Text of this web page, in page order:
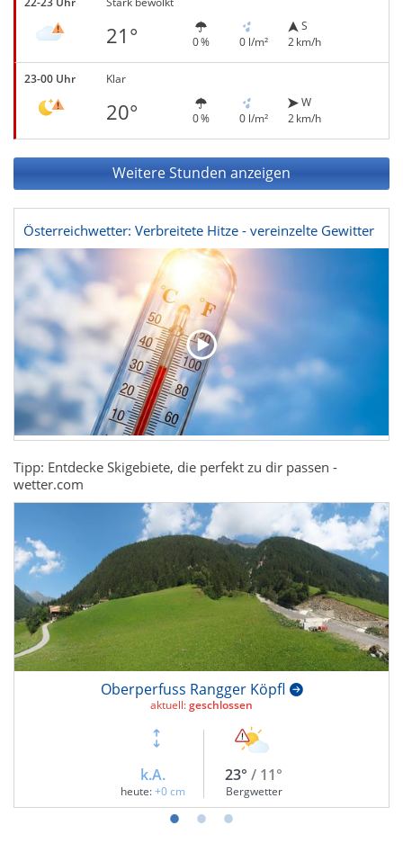
21° 0 % 0 l/m²
S
2 km/h
23-00 Uhr Klar
20° 0 % 0 l/m²
W
2 km/h
Weitere Stunden anzeigen
Österreichwetter: Verbreitete Hitze - vereinzelte Gewitter
Tipp: Entdecke Skigebiete, die perfekt zu dir passen -
wetter.com
Oberperfuss Rangger Köpfl
aktuell:geschlossen
k.A.
heute:+0 cm
23° / 11°
Bergwetter